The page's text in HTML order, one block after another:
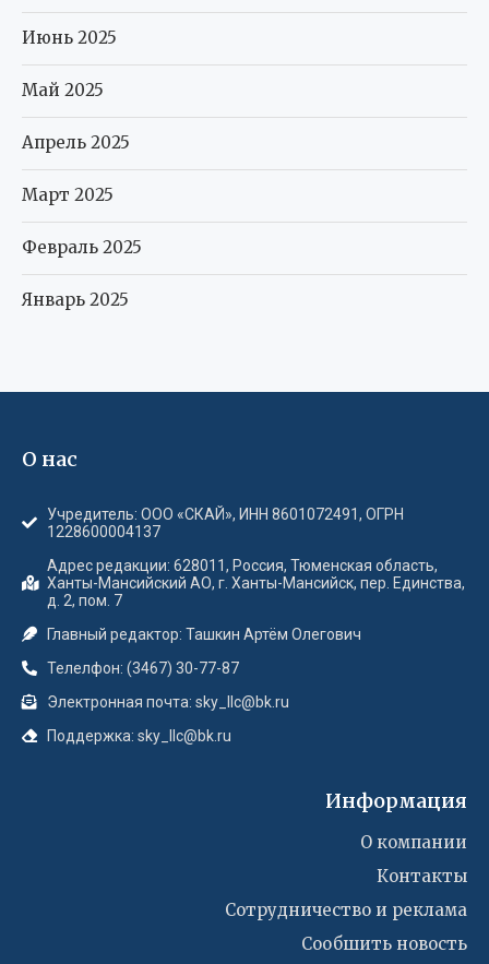
Июнь 2025
Май 2025
Апрель 2025
Март 2025
Февраль 2025
Январь 2025
О нас
Учредитель: ООО «СКАЙ», ИНН 8601072491, ОГРН
1228600004137
Адрес редакции: 628011, Россия, Тюменская область,
Ханты-Мансийский АО, г. Ханты-Мансийск, пер. Единства,
д. 2, пом. 7
Главный редактор: Ташкин Артём Олегович
Телелфон: (3467) 30-77-87
Электронная почта: sky_llc@bk.ru
Поддержка: sky_llc@bk.ru
Информация
О компании
Контакты
Сотрудничество и реклама
Сообшить новость